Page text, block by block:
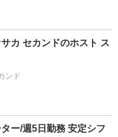
カ セカンドのホスト ス
ンド
ー/週5日勤務 安定シフ